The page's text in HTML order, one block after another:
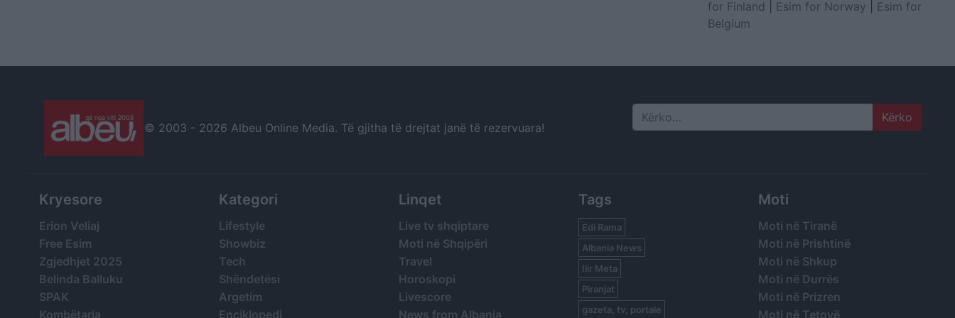
for Finland
Esim for Norway
Esim for
Belgium
© 2003 - 2026 Albeu Online Media. Të gjitha të drejtat janë të rezervuara! Search
Kryesore
Erion Veliaj
Free Esim
Zgjedhjet 2025
Belinda Balluku
SPAK
Kombëtarja
Kategori
Lifestyle
Showbiz
Tech
Shëndetësi
Argetim
Enciklopedi
Linqet
Live tv shqiptare
Moti në Shqipëri
Travel
Horoskopi
Livescore
News from Albania
Tags
Edi Rama
Albania News
Ilir Meta
Piranjat
gazeta, tv, portale
Moti
Moti në Tiranë
Moti në Prishtinë
Moti në Shkup
Moti në Durrës
Moti në Prizren
Moti në Tetovë